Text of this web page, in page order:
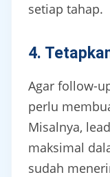
setiap tahap.
4.
Agar follow-
perlu
Misalnya,
maksimal
sudah